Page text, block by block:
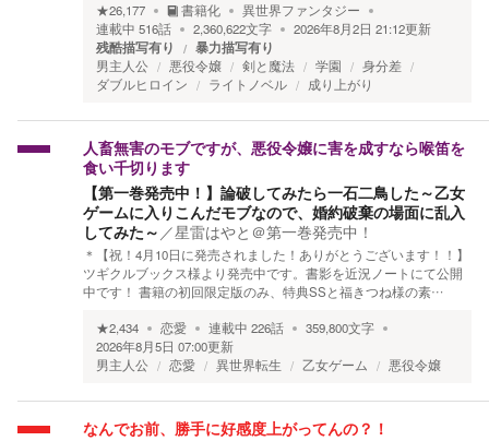
★26,177 書籍化
異世界ファンタジー
連載中 516話 2,360,622文字 2026年8月2日 21:12更新
残酷描写有り 暴力描写有り
男主人公 悪役令嬢 剣と魔法 学園
身分差
ダブルヒロイン
ライトノベル 成り上がり
人畜無害のモブですが、悪役令嬢に害を成すなら喉笛を
食い千切ります
【第一巻発売中！】論破してみたら一石二鳥した～乙女
ゲームに入りこんだモブなので、婚約破棄の場面に乱入
してみた～ ／星雷はやと＠第一巻発売中！
＊【祝！4月10日に発売されました！ありがとうございます！！】
ツギクルブックス様より発売中です。書影を近況ノートにて公開
中です！ 書籍の初回限定版のみ、特典SSと福きつね様の素…
★2,434 恋愛 連載中 226話 359,800文字
2026年8月5日 07:00更新
男主人公
恋愛 異世界転生 乙女ゲーム 悪役令嬢
なんでお前、勝手に好感度上がってんの？！